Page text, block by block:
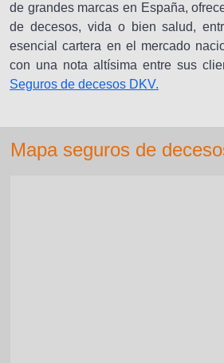
de grandes marcas en España,
de decesos, vida o bien salud,
esencial cartera en el mercado
con una nota altísima entre sus
Seguros de decesos DKV.
Mapa seguros de